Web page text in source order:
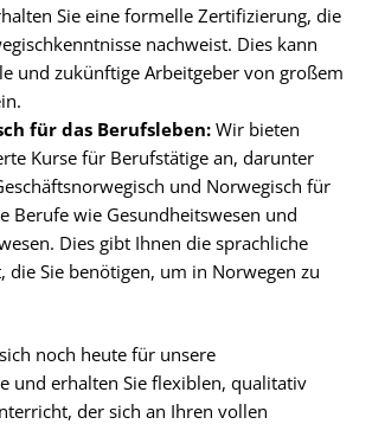
Sie eine formelle Zertifizierung, die
nachweist. Dies kann
und zukünftige Arbeitgeber von großem
für das Berufsleben:Wir bieten
Kurse für Berufstätige an, darunter
und Norwegisch für
Berufe wie Gesundheitswesen und
Dies gibt Ihnen die sprachliche
die Sie benötigen, um in Norwegen zu
noch heute für unsere
und erhalten Sie flexiblen, qualitativ
der sich an Ihren vollen